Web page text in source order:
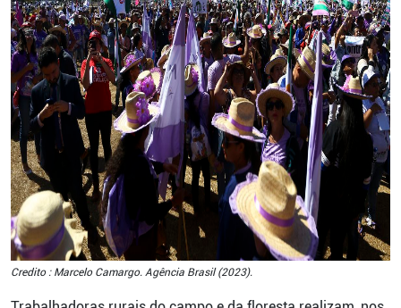
Credito : Marcelo Camargo. Agência Brasil (2023).